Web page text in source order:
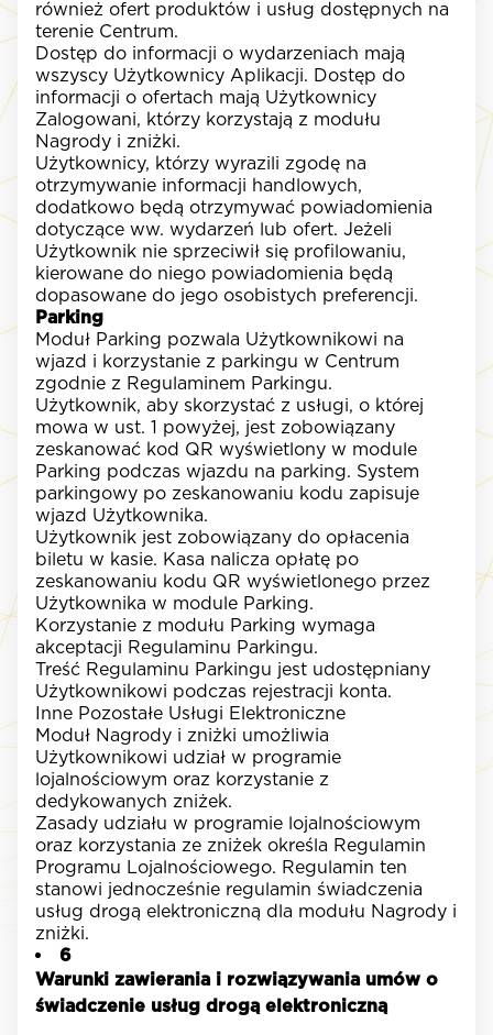
również ofert produktów i usług dostępnych na
terenie Centrum.
Dostęp do informacji o wydarzeniach mają
wszyscy Użytkownicy Aplikacji. Dostęp do
informacji o ofertach mają Użytkownicy
Zalogowani, którzy korzystają z modułu
Nagrody i zniżki.
Użytkownicy, którzy wyrazili zgodę na
otrzymywanie informacji handlowych,
dodatkowo będą otrzymywać powiadomienia
dotyczące ww. wydarzeń lub ofert. Jeżeli
Użytkownik nie sprzeciwił się profilowaniu,
kierowane do niego powiadomienia będą
dopasowane do jego osobistych preferencji.
Parking
Moduł Parking pozwala Użytkownikowi na
wjazd i korzystanie z parkingu w Centrum
zgodnie z Regulaminem Parkingu.
Użytkownik, aby skorzystać z usługi, o której
mowa w ust. 1 powyżej, jest zobowiązany
zeskanować kod QR wyświetlony w module
Parking podczas wjazdu na parking. System
parkingowy po zeskanowaniu kodu zapisuje
wjazd Użytkownika.
Użytkownik jest zobowiązany do opłacenia
biletu w kasie. Kasa nalicza opłatę po
zeskanowaniu kodu QR wyświetlonego przez
Użytkownika w module Parking.
Korzystanie z modułu Parking wymaga
akceptacji Regulaminu Parkingu.
Treść Regulaminu Parkingu jest udostępniany
Użytkownikowi podczas rejestracji konta.
Inne Pozostałe Usługi Elektroniczne
Moduł Nagrody i zniżki umożliwia
Użytkownikowi udział w programie
lojalnościowym oraz korzystanie z
dedykowanych zniżek.
Zasady udziału w programie lojalnościowym
oraz korzystania ze zniżek określa Regulamin
Programu Lojalnościowego. Regulamin ten
stanowi jednocześnie regulamin świadczenia
usług drogą elektroniczną dla modułu Nagrody i
zniżki.
6
Warunki zawierania i rozwiązywania umów o
świadczenie usług drogą elektroniczną